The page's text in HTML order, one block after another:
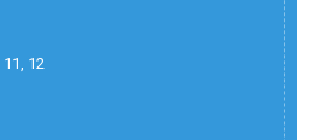
11, 12